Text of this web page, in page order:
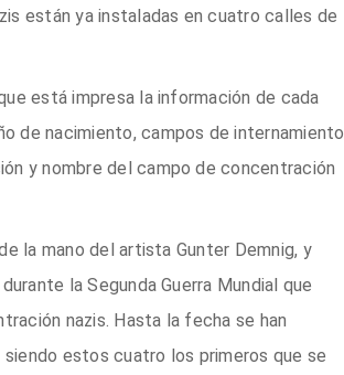
están ya instaladas en cuatro calles de
está impresa la información de cada
de nacimiento, campos de internamiento
y nombre del campo de concentración
la mano del artista Gunter Demnig, y
la Segunda Guerra Mundial que
nazis. Hasta la fecha se han
estos cuatro los primeros que se